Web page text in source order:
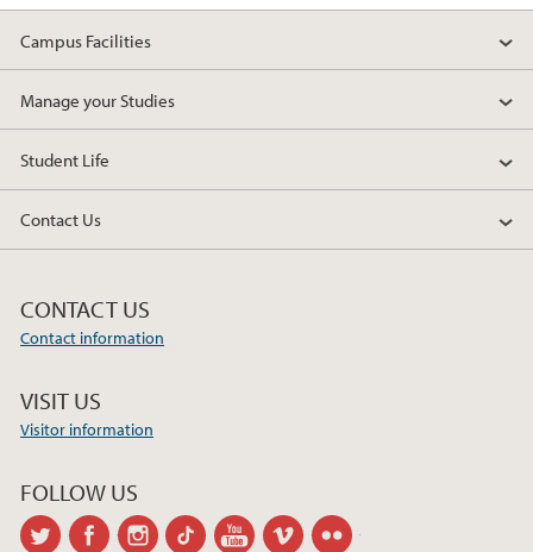
Campus Facilities
Manage your Studies
Student Life
Contact Us
CONTACT US
Contact information
VISIT US
Visitor information
FOLLOW US
twitter facebookinstagram
tiktok youtubevimeo